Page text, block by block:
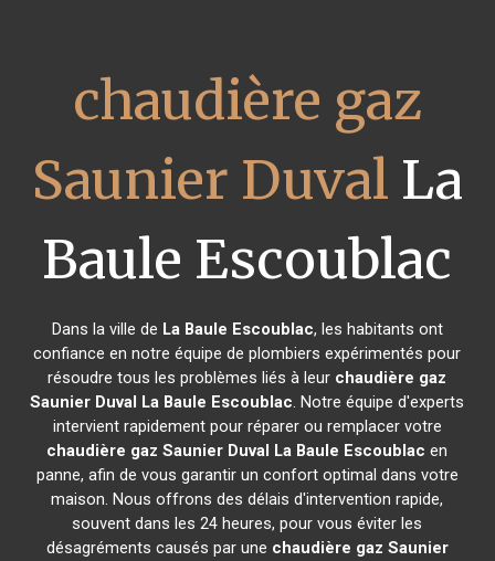
chaudière gaz
Saunier Duval La
Baule Escoublac
Dans la ville de La Baule Escoublac, les habitants ont
confiance en notre équipe de plombiers expérimentés pour
résoudre tous les problèmes liés à leur chaudière gaz
Saunier Duval La Baule Escoublac. Notre équipe d'experts
intervient rapidement pour réparer ou remplacer votre
chaudière gaz Saunier Duval La Baule Escoublac en
panne, afin de vous garantir un confort optimal dans votre
maison. Nous offrons des délais d'intervention rapide,
souvent dans les 24 heures, pour vous éviter les
désagréments causés par une chaudière gaz Saunier